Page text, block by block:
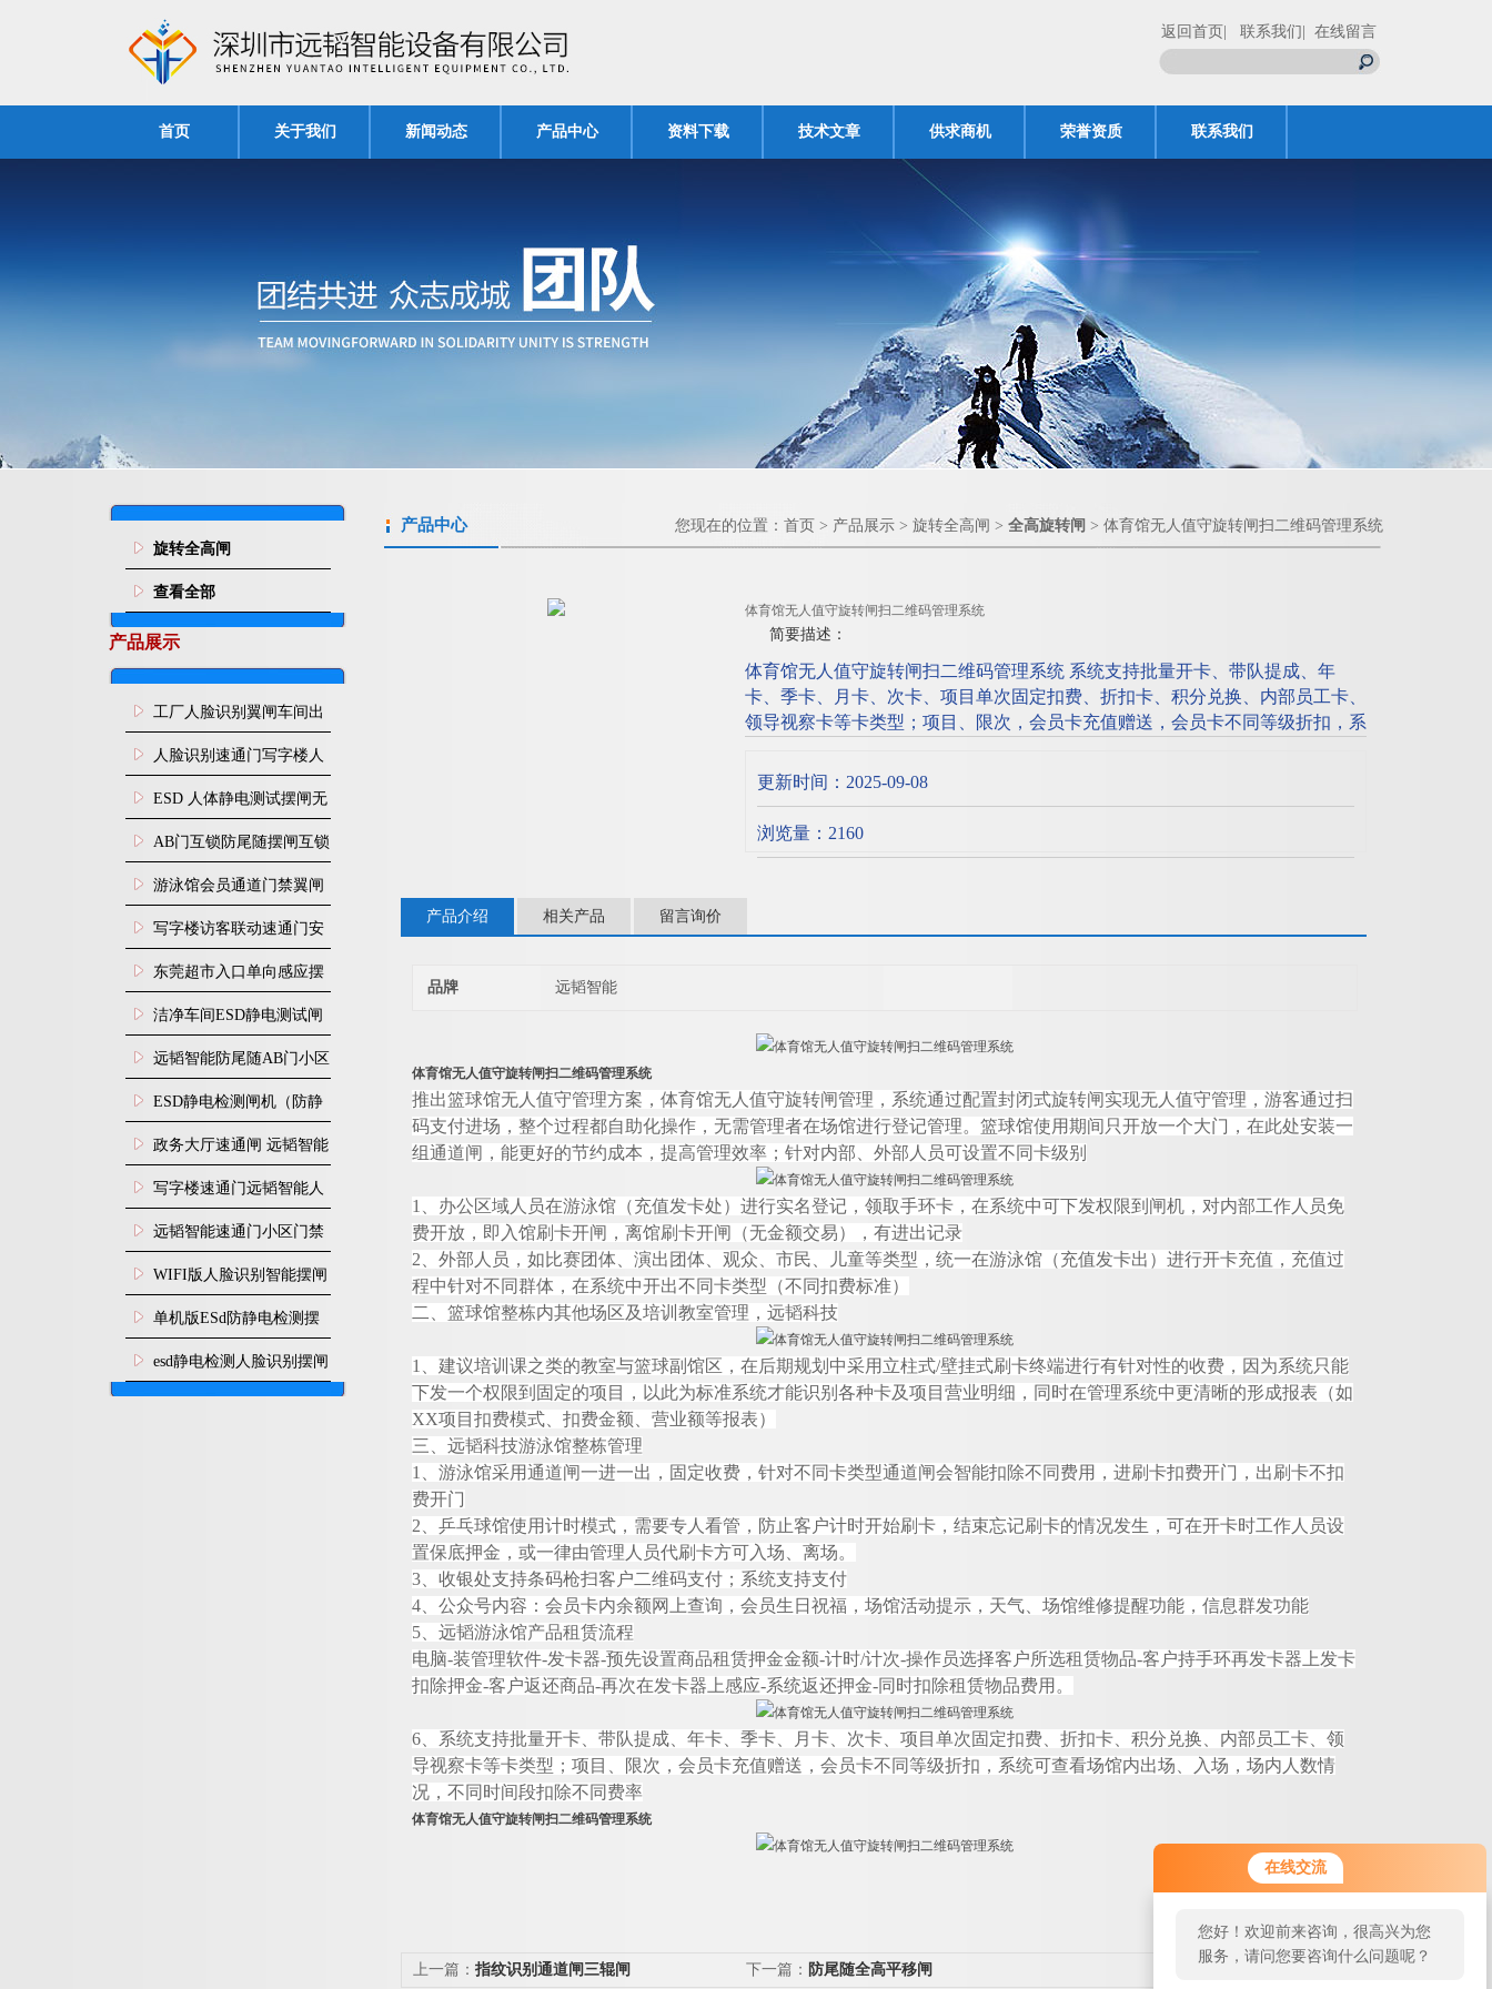
在线交流
您好！欢迎前来咨询，很高兴为您
服务，请问您要咨询什么问题呢？
返回首页 | 联系我们 | 在线留言
首页 关于我们 新闻动态 产品中心 资料下载 技术文章 供求商机 荣誉资质 联系我们
旋转全高闸
查看全部
产品展示
工厂人脸识别翼闸车间出
入口人行通道门禁
人脸识别速通门写字楼人
行通道闸门禁设备
ESD 人体静电测试摆闸无
尘车间防静电闸机
AB门互锁防尾随摆闸互锁
闸机
游泳馆会员通道门禁翼闸
写字楼访客联动速通门安
装
东莞超市入口单向感应摆
闸安装
洁净车间ESD静电测试闸
机
远韬智能防尾随AB门小区
门禁闸机安装
​ESD静电检测闸机（防静
电门禁通道系统）
政务大厅速通闸 远韬智能
防尾随静音速通门
写字楼速通门远韬智能人
脸识别快速通道闸
远韬智能速通门小区门禁
闸机食堂消费摆闸
WIFI版人脸识别智能摆闸
机
单机版ESd防静电检测摆
闸机
esd静电检测人脸识别摆闸
安装
产品中心 您现在的位置： 首页 > 产品展示 > 旋转全高闸 > 全高旋转闸 > 体育馆无人值守旋转闸扫二维码管理系统
体育馆无人值守旋转闸扫二维码管理系统
简要描述：
体育馆无人值守旋转闸扫二维码管理系统 系统支持批量开卡、带队提成、年
卡、季卡、月卡、次卡、项目单次固定扣费、折扣卡、积分兑换、内部员工卡、
领导视察卡等卡类型；项目、限次，会员卡充值赠送，会员卡不同等级折扣，系
更新时间：2025-09-08
浏览量：2160
产品介绍 相关产品 留言询价
品牌 远韬智能
体育馆无人值守旋转闸扫二维码管理系统
推出篮球馆无人值守管理方案，体育馆无人值守旋转闸管理，系统通过配置封闭式旋转闸实现无人值守管理，游客通过扫
码支付进场，整个过程都自助化操作，无需管理者在场馆进行登记管理。篮球馆使用期间只开放一个大门，在此处安装一
组通道闸，能更好的节约成本，提高管理效率；针对内部、外部人员可设置不同卡级别
1
、办公区域人员在游泳馆（充值发卡处）进行实名登记，领取手环卡，在系统中可下发权限到闸机，对内部工作人员免
费开放，即入馆刷卡开闸，离馆刷卡开闸（无金额交易），有进出记录
2 、外部人员，如比赛团体、演出团体、观众、市民、儿童等类型，统一在游泳馆（充值发卡出）进行开卡充值，充值过
程中针对不同群体，在系统中开出不同卡类型（不同扣费标准）
二、篮球馆整栋内其他场区及培训教室管理， 远韬科技
1 、建议培训课之类的教室与篮球副馆区，在后期规划中采用立柱式/壁挂式刷卡终端进行有针对性的收费，因为系统只能
下发一个权限到固定的项目，以此为标准系统才能识别各种卡及项目营业明细，同时在管理系统中更清晰的形成报表（如
XX项目扣费模式、扣费金额、营业额等报表）
三、 远韬科技游泳馆整栋管理
1
、游泳馆采用通道闸一进一出，固定收费，针对不同卡类型通道闸会智能扣除不同费用，进刷卡扣费开门，出刷卡不扣
费开门
2 、乒乓球馆使用计时模式，需要专人看管，防止客户计时开始刷卡，结束忘记刷卡的情况发生，可在开卡时工作人员设
置保底押金，或一律由管理人员代刷卡方可入场、离场。
3 、收银处支持条码枪扫客户二维码支付；系统支持支付
4 、公众号内容：会员卡内余额网上查询，会员生日祝福，场馆活动提示，天气、场馆维修提醒功能，信息群发功能
5
远韬游泳馆产品租赁流程
电脑-装管理软件-发卡器-预先设置商品租赁押金金额-计时/计次-操作员选择客户所选租赁物品-客户持手环再发卡器上发卡
扣除押金-客户返还商品-再次在发卡器上感应-系统返还押金-同时扣除租赁物品费用。
6 、系统支持批量开卡、带队提成、年卡、季卡、月卡、次卡、项目单次固定扣费、折扣卡、积分兑换、内部员工卡、领
导视察卡等卡类型；项目、限次，会员卡充值赠送，会员卡不同等级折扣，系统可查看场馆内出场、入场，场内人数情
况，不同时间段扣除不同费率
体育馆无人值守旋转闸扫二维码管理系统
上一篇： 指纹识别通道闸三辊闸 下一篇： 防尾随全高平移闸